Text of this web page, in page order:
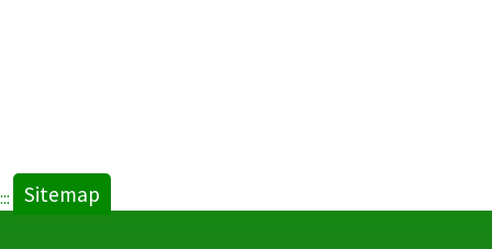
::: Sitemap